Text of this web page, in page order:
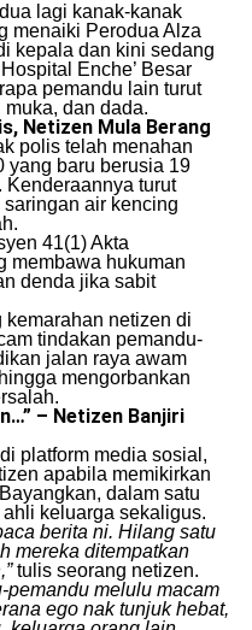
lagi kanak-kanak
menaiki Perodua Alza
kepala dan kini sedang
Enche’ Besar
pemandu lain turut
dan dada.
Netizen Mula Berang
polis telah menahan
yang baru berusia 19
Kenderaannya turut
air kencing
41(1) Akta
membawa hukuman
denda jika sabit
kemarahan netizen di
tindakan pemandu-
jalan raya awam
mengorbankan
– Netizen Banjiri
platform media sosial,
apabila memikirkan
dalam satu
keluarga sekaligus.
berita ni. Hilang satu
mereka ditempatkan
tulis seorang netizen.
pemandu melulu macam
ego nak tunjuk hebat,